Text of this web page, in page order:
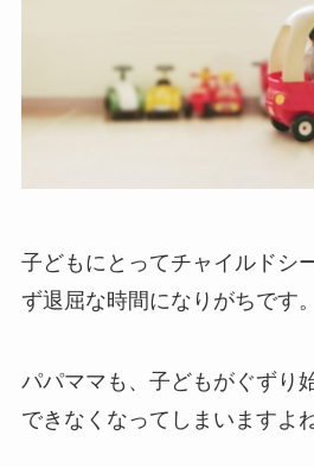
子どもにとってチャイルドシ
ず退屈な時間になりがちです。
パパママも、子どもがぐずり
できなくなってしまいますよね